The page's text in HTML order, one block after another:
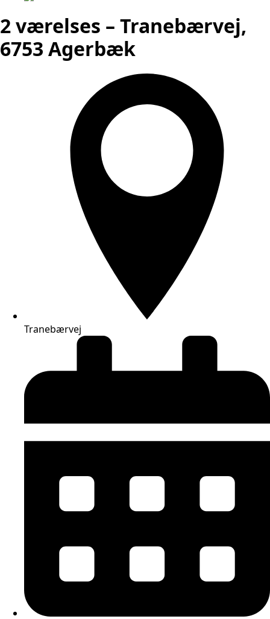
2 værelses – Tranebærvej,
6753 Agerbæk
Tranebærvej